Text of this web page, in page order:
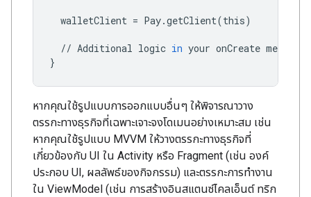
walletClient = Pay.getClient(this)
// Additional logic in your onCreate method
}
หากคุณใช้รูปแบบการออกแบบอื่นๆ ให้พิจารณาวาง
ตรรกะทางธุรกิจที่เฉพาะเจาะจงโดเมนอย่างเหมาะสม เช่น
หากคุณใช้รูปแบบ MVVM ให้วางตรรกะทางธุรกิจที่
เกี่ยวข้องกับ UI ใน Activity หรือ Fragment (เช่น องค์
ประกอบ UI, ผลลัพธ์ของกิจกรรม) และตรรกะการทำงาน
ใน ViewModel (เช่น การสร้างอินสแตนซ์ไคลเอ็นต์ ทริก